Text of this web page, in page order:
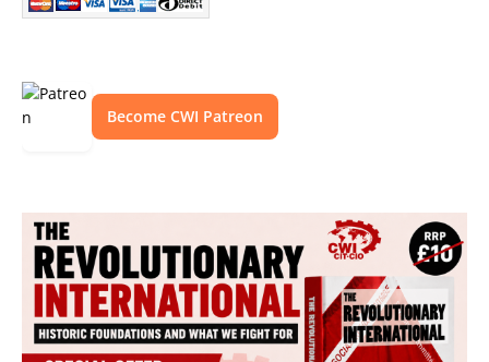
Become CWI Patreon